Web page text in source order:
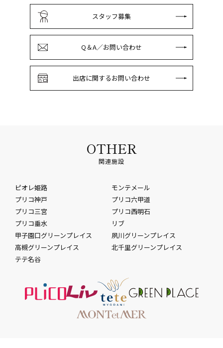
スタッフ募集
Q＆A／お問い合わせ
出店に関するお問い合わせ
OTHER
関連施設
ピオレ姫路
モンテメール
プリコ神戸
プリコ六甲道
プリコ三宮
プリコ西明石
プリコ垂水
リブ
甲子園口グリーンプレイス
夙川グリーンプレイス
高槻グリーンプレイス
北千里グリーンプレイス
テテ名谷